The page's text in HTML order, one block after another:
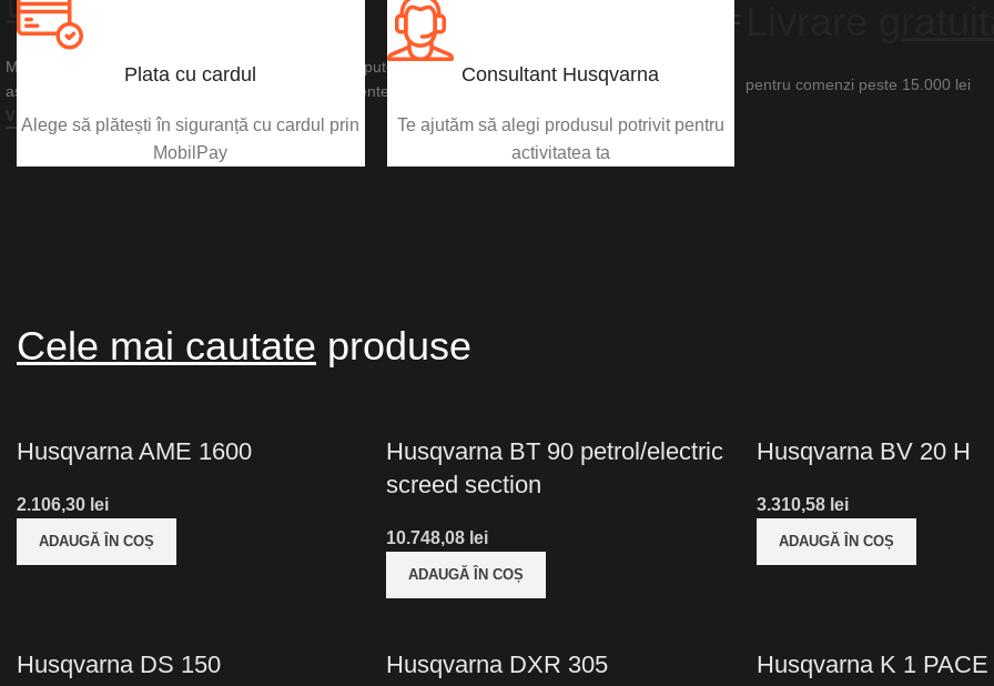
Mașina de tăiat de mare putere pe acumulator are puterea și performanța pe care le
așteptați de la mașinile de tăiat pe benzină echivalente.
VEZI PRODUSUL
VEZI PRODUSUL
VEZI PRODUSUL
Plata cu cardul
Alege să plătești în siguranță cu cardul prin
MobilPay
Consultant Husqvarna
Te ajutăm să alegi produsul potrivit pentru
activitatea ta
pentru comenzi peste 15.000 lei
Cele mai cautate produse
Husqvarna AME 1600
lei
ADAUGĂ ÎN COȘ
Husqvarna BT 90 petrol/electric
screed section
lei
ADAUGĂ ÎN COȘ
Husqvarna BV 20 H
lei
ADAUGĂ ÎN COȘ
Husqvarna DS 150 Husqvarna DXR 305 Husqvarna K 1 PACE